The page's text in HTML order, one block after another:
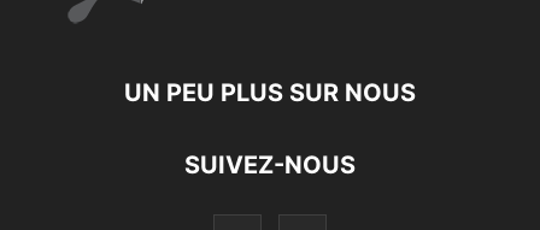
UN PEU PLUS SUR NOUS
SUIVEZ-NOUS